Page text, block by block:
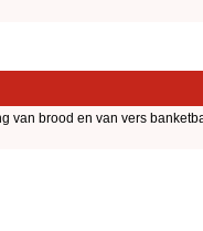
van brood en van vers